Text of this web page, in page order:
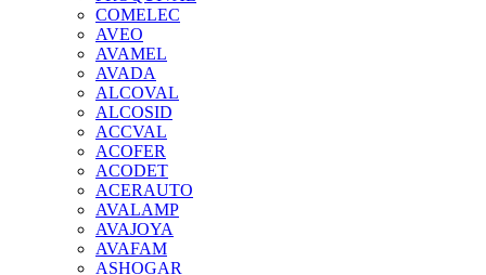
COMELEC
AVEO
AVAMEL
AVADA
ALCOVAL
ALCOSID
ACCVAL
ACOFER
ACODET
ACERAUTO
AVALAMP
AVAJOYA
AVAFAM
ASHOGAR